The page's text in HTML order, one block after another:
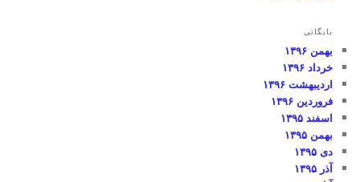
بایگانی
بهمن ۱۳۹۶
خرداد ۱۳۹۶
اردیبهشت ۱۳۹۶
فروردین ۱۳۹۶
اسفند ۱۳۹۵
بهمن ۱۳۹۵
دی ۱۳۹۵
آذر ۱۳۹۵